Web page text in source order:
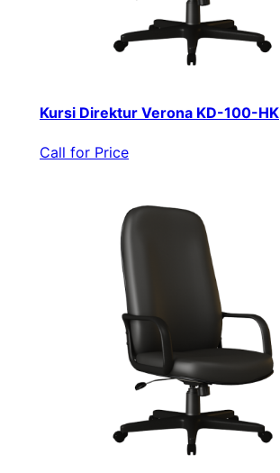
Kursi Direktur Verona KD-100-HK
Call for Price